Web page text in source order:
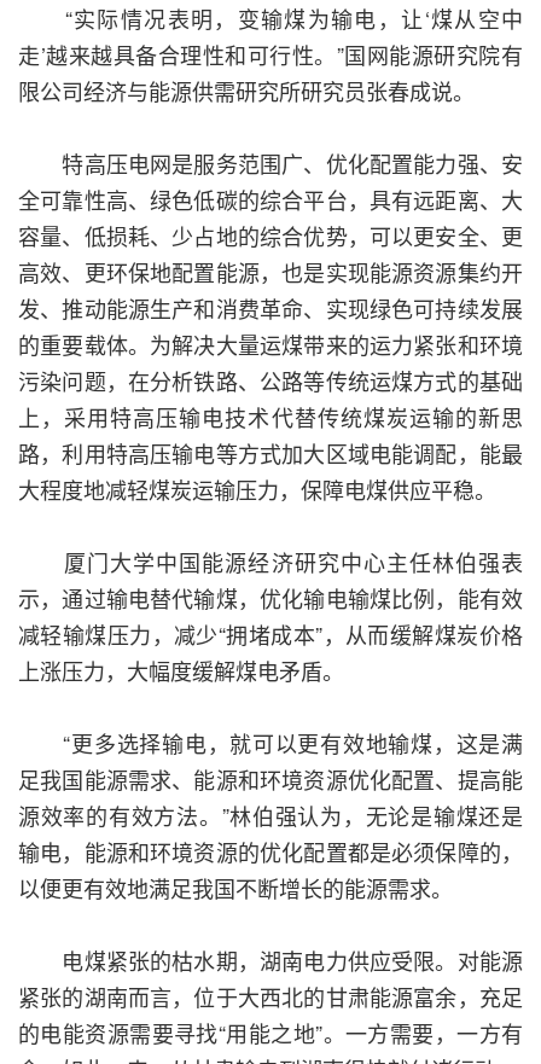
“实际情况表明，变输煤为输电，让‘煤从空中
走’越来越具备合理性和可行性。”国网能源研究院有
限公司经济与能源供需研究所研究员张春成说。
特高压电网是服务范围广、优化配置能力强、安
全可靠性高、绿色低碳的综合平台，具有远距离、大
容量、低损耗、少占地的综合优势，可以更安全、更
高效、更环保地配置能源，也是实现能源资源集约开
发、推动能源生产和消费革命、实现绿色可持续发展
的重要载体。为解决大量运煤带来的运力紧张和环境
污染问题，在分析铁路、公路等传统运煤方式的基础
上，采用特高压输电技术代替传统煤炭运输的新思
路，利用特高压输电等方式加大区域电能调配，能最
大程度地减轻煤炭运输压力，保障电煤供应平稳。
厦门大学中国能源经济研究中心主任林伯强表
示，通过输电替代输煤，优化输电输煤比例，能有效
减轻输煤压力，减少“拥堵成本”，从而缓解煤炭价格
上涨压力，大幅度缓解煤电矛盾。
“更多选择输电，就可以更有效地输煤，这是满
足我国能源需求、能源和环境资源优化配置、提高能
源效率的有效方法。”林伯强认为，无论是输煤还是
输电，能源和环境资源的优化配置都是必须保障的，
以便更有效地满足我国不断增长的能源需求。
电煤紧张的枯水期，湖南电力供应受限。对能源
紧张的湖南而言，位于大西北的甘肃能源富余，充足
的电能资源需要寻找“用能之地”。一方需要，一方有